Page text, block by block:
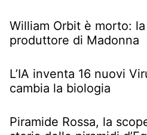
William Orbit è morto:
produttore di Madonna
L’IA inventa 16 nuovi
cambia la biologia
Piramide Rossa, la